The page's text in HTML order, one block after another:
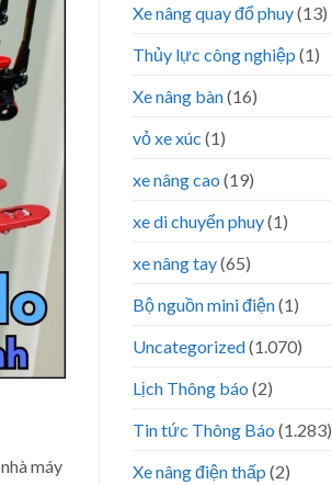
máy
Xe nâng quay đổ phuy(13)
Thủy lực công nghiệp (1)
Xe nâng bàn(16)
vỏ xe xúc (1)
xe nâng cao (19)
xe di chuyển phuy(1)
xe nâng tay(65)
Bộ nguồn mini điện(1)
Uncategorized(1.070)
Lịch Thông báo (2)
Tin tức Thông Báo (1.283)
Xe nâng điện thấp (2)